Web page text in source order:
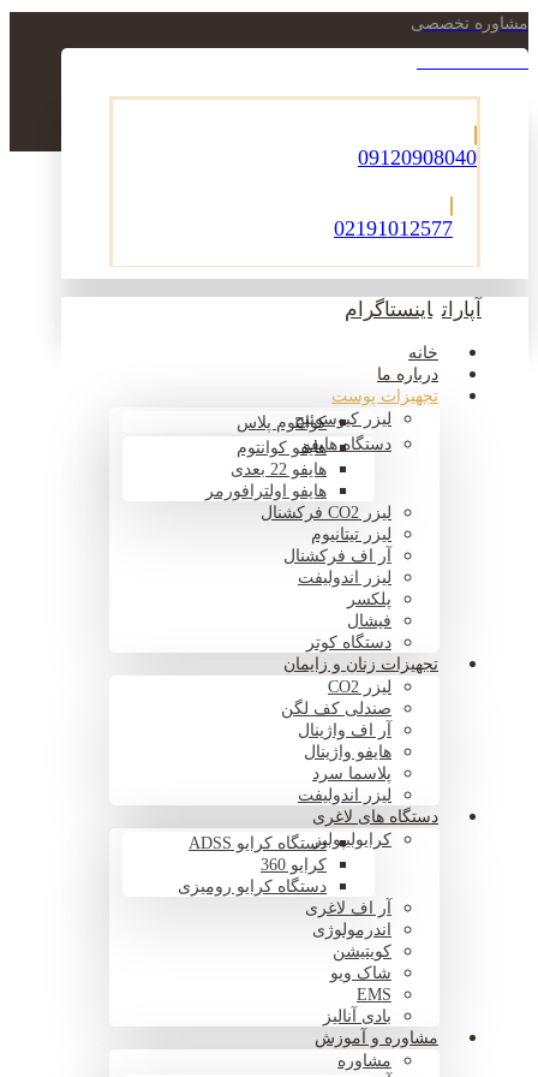
مشاوره تخصصی
09120908040
02191012577
آپارات اینستاگرام
خانه
درباره ما
تجهیزات پوست
لیزر کیوسوئیچکوانتوم پلاس
دستگاه هایفوهایفو کوانتوم
هایفو 22 بعدی
هایفو اولترافورمر
لیزر CO2 فرکشنال
لیزر تیتانیوم
آر اف فرکشنال
لیزر اندولیفت
پلکسر
فیشال
دستگاه کوتر
تجهیزات زنان و زایمان
لیزر CO2
صندلی کف لگن
آر اف واژینال
هایفو واژینال
پلاسما سرد
لیزر اندولیفت
دستگاه های لاغری
کرایولیپولیزدستگاه کرایو ADSS
کرایو 360
دستگاه کرایو رومیزی
آر اف لاغری
اندرمولوژی
کویتیشن
شاک ویو
EMS
بادی آنالیز
مشاوره و آموزش
مشاوره